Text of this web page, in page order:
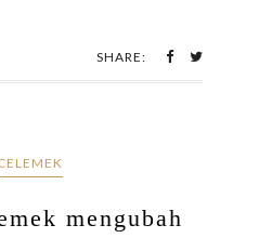
SHARE:
mengubah